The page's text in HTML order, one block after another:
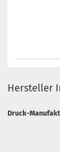
Hersteller
Druck-